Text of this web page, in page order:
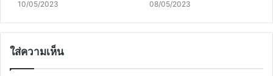
10/05/2023 08/05/2023
ใส่ความเห็น